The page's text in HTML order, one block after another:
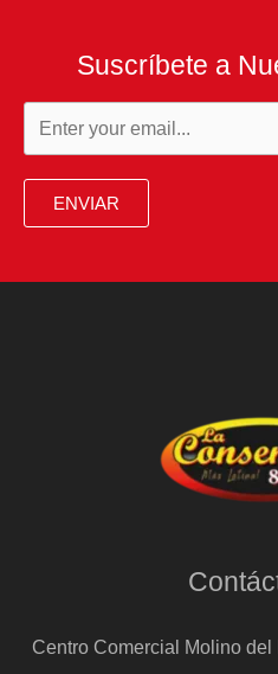
Suscríbete a
ENVIAR
Centro Comercial Molino